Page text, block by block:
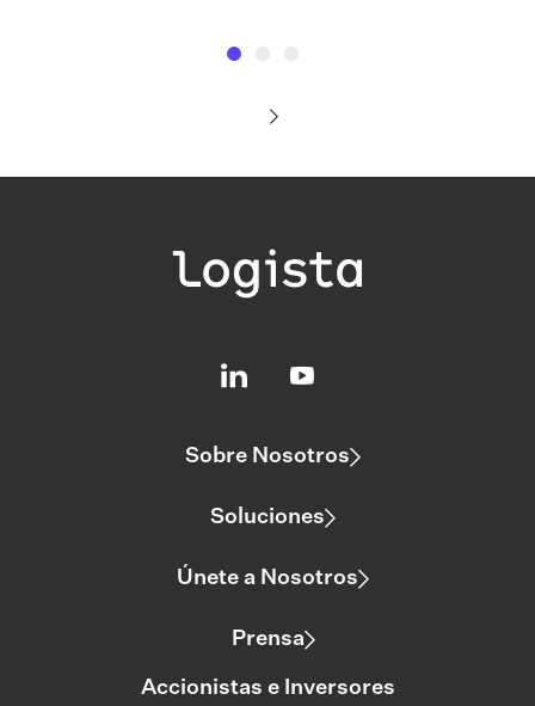
Sobre Nosotros
Soluciones
Únete a Nosotros
Prensa
Accionistas e Inversores